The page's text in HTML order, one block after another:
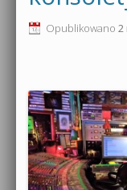
Produkcja
Sound Forge od
Dubstep z
Kontakt 5
0dB.pl - informacje
Materiały dla
Archiwum
Polityka
Opublikowano 2